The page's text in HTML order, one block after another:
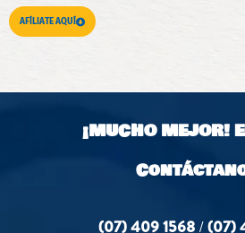
AFÍLIATE AQUÍ
¡MUCHO MEJOR!
(07) 409 1568 /(07)